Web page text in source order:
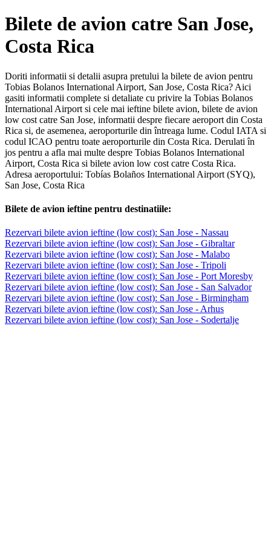
Bilete de avion catre San Jose,
Costa Rica
Doriti informatii si detalii asupra pretului la bilete de avion pentru
Tobias Bolanos International Airport, San Jose, Costa Rica? Aici
gasiti informatii complete si detaliate cu privire la Tobias Bolanos
International Airport si cele mai ieftine bilete avion, bilete de avion
low cost catre San Jose, informatii despre fiecare aeroport din Costa
Rica si, de asemenea, aeroporturile din întreaga lume. Codul IATA si
codul ICAO pentru toate aeroporturile din Costa Rica. Derulati în
jos pentru a afla mai multe despre Tobias Bolanos International
Airport, Costa Rica si bilete avion low cost catre Costa Rica.
Adresa aeroportului: Tobías Bolaños International Airport (SYQ),
San Jose, Costa Rica
Bilete de avion ieftine pentru destinatiile:
Rezervari bilete avion ieftine (low cost): San Jose - Nassau
Rezervari bilete avion ieftine (low cost): San Jose - Gibraltar
Rezervari bilete avion ieftine (low cost): San Jose - Malabo
Rezervari bilete avion ieftine (low cost): San Jose - Tripoli
Rezervari bilete avion ieftine (low cost): San Jose - Port Moresby
Rezervari bilete avion ieftine (low cost): San Jose - San Salvador
Rezervari bilete avion ieftine (low cost): San Jose - Birmingham
Rezervari bilete avion ieftine (low cost): San Jose - Arhus
Rezervari bilete avion ieftine (low cost): San Jose - Sodertalje